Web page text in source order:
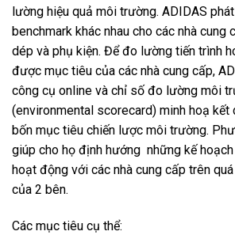
lường hiệu quả môi trường. ADIDAS
benchmark khác nhau cho các nhà cung
dép và phụ kiện. Để đo lường tiến trình
được mục tiêu của các nhà cung cấp,
công cụ online và chỉ số đo lường môi
(environmental scorecard) minh hoạ kết
bốn mục tiêu chiến lược môi trường.
giúp cho họ định hướng những kế
hoạt động với các nhà cung cấp trên
của 2 bên.
Các mục tiêu cụ thể: